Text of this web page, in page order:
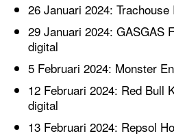
26 Januari 2024:
29 Januari 2024: GASGAS
digital
5 Februari 2024: Monster
12 Februari 2024: Red Bull
digital
13 Februari 2024: Repsol